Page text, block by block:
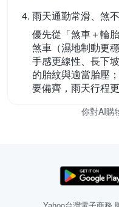
雨天通勤常滑、煞
優先從「煞車＋輪
煞車（濕地制動更
手感更線性、長下
的胎紋與適當胎壓
要備齊，雨天行程更
你對AI購